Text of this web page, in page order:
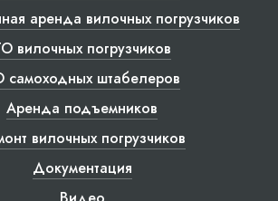
аренда вилочных погрузчиков
вилочных погрузчиков
самоходных штабелеров
Аренда подъемников
вилочных погрузчиков
Документация